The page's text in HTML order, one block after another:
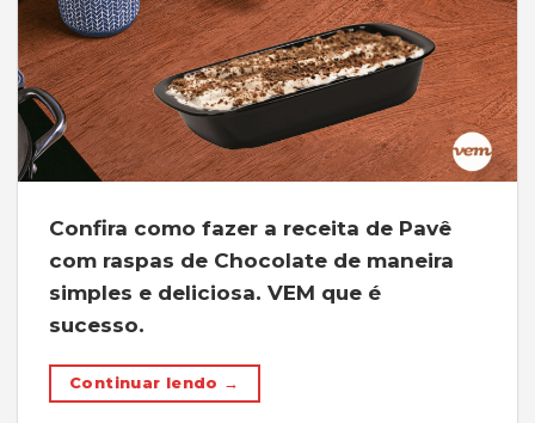
Confira como fazer a receita de Pavê
com raspas de Chocolate de maneira
simples e deliciosa. VEM que é
sucesso.
Continuar lendo →